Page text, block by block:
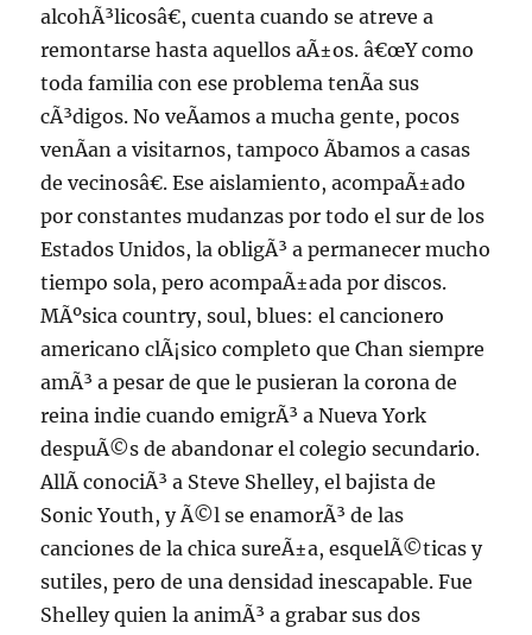
alcohÃ³licosâ€, cuenta cuando se atreve a
remontarse hasta aquellos aÃ±os. â€œY como
toda familia con ese problema tenÃ­a sus
cÃ³digos. No veÃ­amos a mucha gente, pocos
venÃ­an a visitarnos, tampoco Ã­bamos a casas
de vecinosâ€. Ese aislamiento, acompaÃ±ado
por constantes mudanzas por todo el sur de los
Estados Unidos, la obligÃ³ a permanecer mucho
tiempo sola, pero acompaÃ±ada por discos.
MÃºsica country, soul, blues: el cancionero
americano clÃ¡sico completo que Chan siempre
amÃ³ a pesar de que le pusieran la corona de
reina indie cuando emigrÃ³ a Nueva York
despuÃ©s de abandonar el colegio secundario.
AllÃ­ conociÃ³ a Steve Shelley, el bajista de
Sonic Youth, y Ã©l se enamorÃ³ de las
canciones de la chica sureÃ±a, esquelÃ©ticas y
sutiles, pero de una densidad inescapable. Fue
Shelley quien la animÃ³ a grabar sus dos